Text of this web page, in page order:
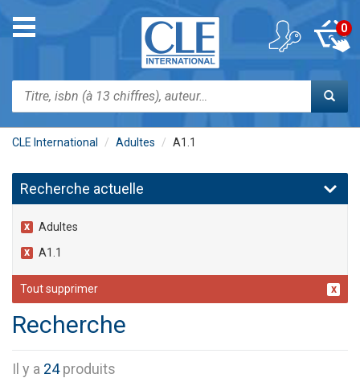
contenu
Toggle
navigation
Rechercher
0
CLE International Adultes A1.1
Recherche actuelle
Adultes
A1.1
Tout supprimer
Recherche
Il y a 24produits